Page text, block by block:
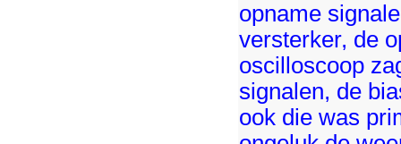
opname
versterker, de
oscilloscoop
signalen, de
ook die was